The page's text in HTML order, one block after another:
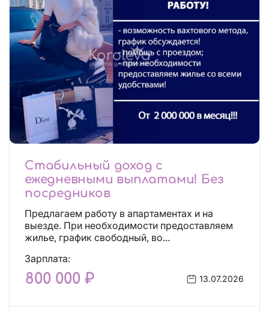
Стабильный доход с
ежедневными выплатами! Без
посредников
Предлагаем работу в апартаментах и на
выезде. При необходимости предоставляем
жилье, график свободный, во...
Зарплата:
800 000 ₽ 13.07.2026